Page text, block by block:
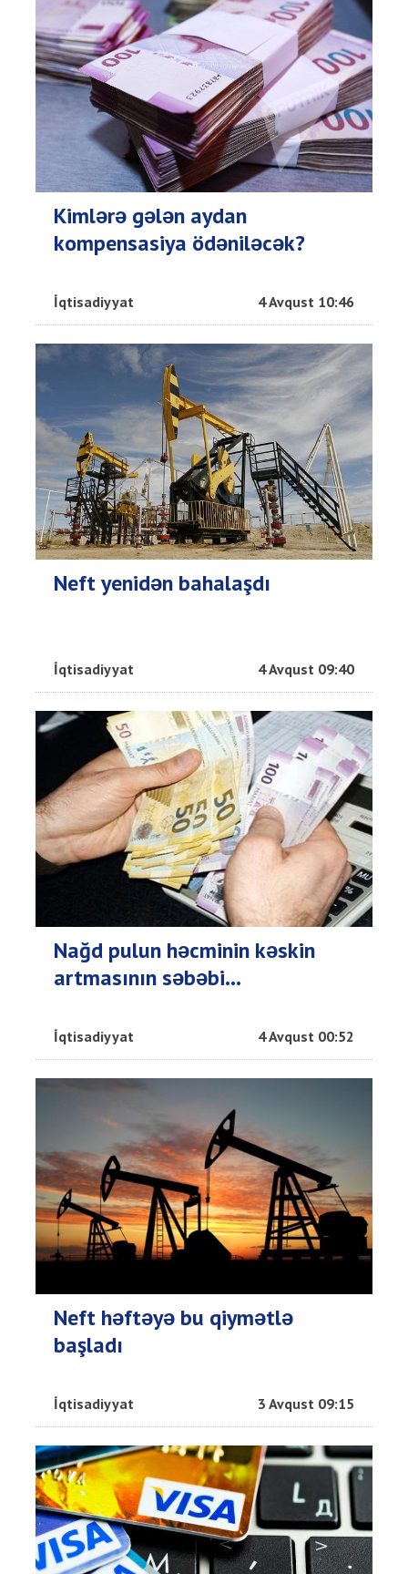
Kimlərə gələn aydan
kompensasiya ödəniləcək?
İqtisadiyyat 4 Avqust 10:46
Neft yenidən bahalaşdı
İqtisadiyyat 4 Avqust 09:40
Nağd pulun həcminin kəskin
artmasının səbəbi...
İqtisadiyyat 4 Avqust 00:52
Neft həftəyə bu qiymətlə
başladı
İqtisadiyyat 3 Avqust 09:15